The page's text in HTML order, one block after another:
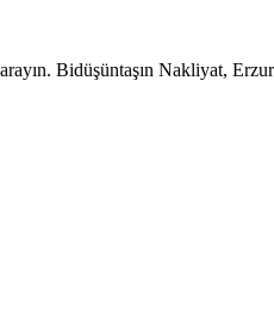
Bidüşüntaşın Nakliyat,